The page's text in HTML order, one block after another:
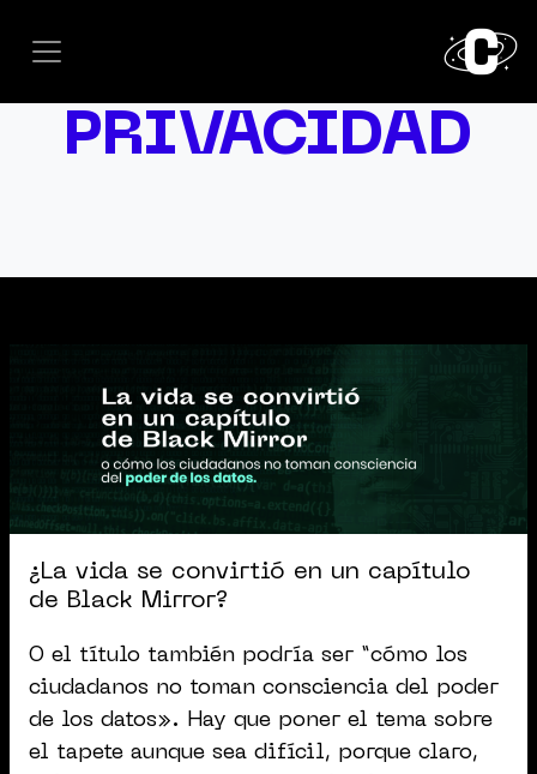
PRIVACIDAD
¿La vida se convirtió en un capítulo
de Black Mirror?
O el título también podría ser “cómo los
ciudadanos no toman consciencia del poder
de los datos». Hay que poner el tema sobre
el tapete aunque sea difícil, porque claro,